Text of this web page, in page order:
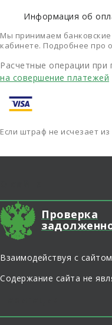
Информация об
Мы принимаем банковские
кабинете. Подробнее про
Расчетные операции
на совершение платежей
Если штраф не исчезает
Проверка
Взаимодействуя с
Содержание сайта не